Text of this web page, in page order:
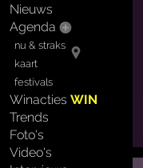
Nieuws
Agenda
nu & straks
kaart
festivals
WinactiesWIN
Trends
Foto's
Video's